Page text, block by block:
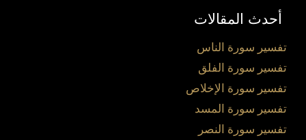
أحدث المقالات
تفسير سورة الناس
تفسير سورة الفلق
تفسير سورة الإخلاص
تفسير سورة المسد
تفسير سورة النصر